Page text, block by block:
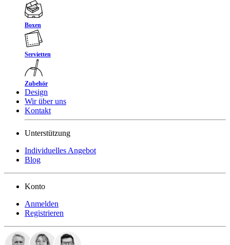
Boxen
Servietten
Zubehör
Design
Wir über uns
Kontakt
Unterstützung
Individuelles Angebot
Blog
Konto
Anmelden
Registrieren